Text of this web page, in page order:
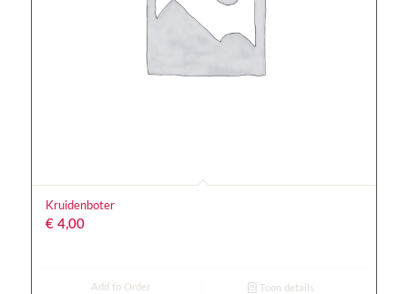
Kruidenboter
€4,00
Add to Order Toon details